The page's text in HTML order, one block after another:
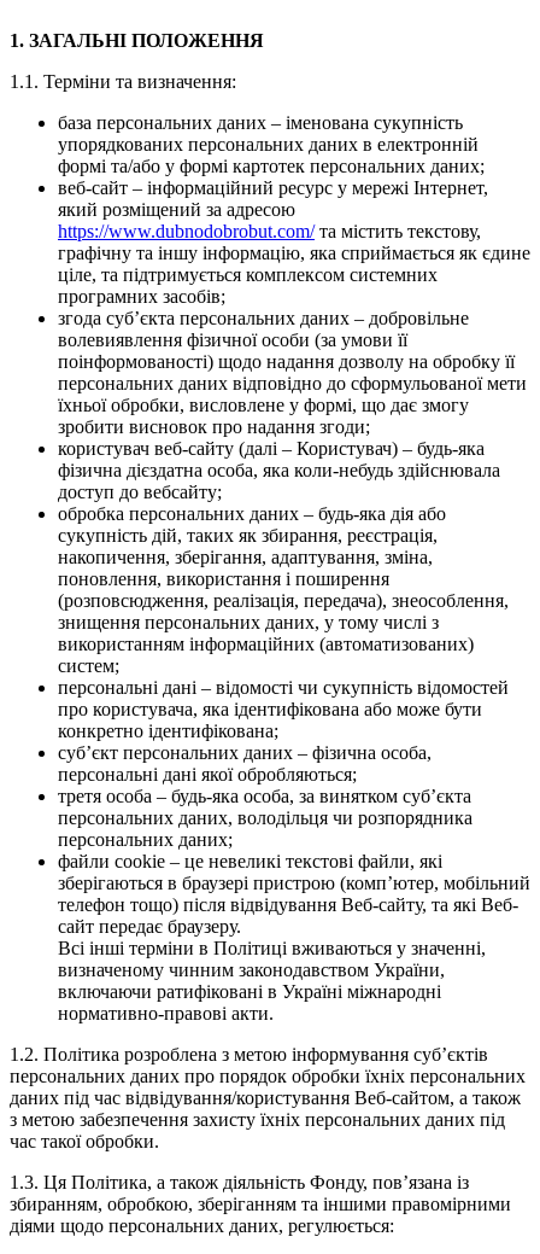
1. ЗАГАЛЬНІ ПОЛОЖЕННЯ
1.1. Терміни та визначення:
база персональних даних – іменована сукупність
упорядкованих персональних даних в електронній
формі та/або у формі картотек персональних даних;
веб-сайт – інформаційний ресурс у мережі Інтернет,
який розміщений за адресою
https://www.dubnodobrobut.com/та містить текстову,
графічну та іншу інформацію, яка сприймається як єдине
ціле, та підтримується комплексом системних
програмних засобів;
згода суб’єкта персональних даних – добровільне
волевиявлення фізичної особи (за умови її
поінформованості) щодо надання дозволу на обробку її
персональних даних відповідно до сформульованої мети
їхньої обробки, висловлене у формі, що дає змогу
зробити висновок про надання згоди;
користувач веб-сайту (далі – Користувач) – будь-яка
фізична дієздатна особа, яка коли-небудь здійснювала
доступ до вебсайту;
обробка персональних даних – будь-яка дія або
сукупність дій, таких як збирання, реєстрація,
накопичення, зберігання, адаптування, зміна,
поновлення, використання і поширення
(розповсюдження, реалізація, передача), знеособлення,
знищення персональних даних, у тому числі з
використанням інформаційних (автоматизованих)
систем;
персональні дані – відомості чи сукупність відомостей
про користувача, яка ідентифікована або може бути
конкретно ідентифікована;
суб’єкт персональних даних – фізична особа,
персональні дані якої обробляються;
третя особа – будь-яка особа, за винятком суб’єкта
персональних даних, володільця чи розпорядника
персональних даних;
файли cookie – це невеликі текстові файли, які
зберігаються в браузері пристрою (комп’ютер, мобільний
телефон тощо) після відвідування Веб-сайту, та які Веб-
сайт передає браузеру.
Всі інші терміни в Політиці вживаються у значенні,
визначеному чинним законодавством України,
включаючи ратифіковані в Україні міжнародні
нормативно-правові акти.
1.2. Політика розроблена з метою інформування суб’єктів
персональних даних про порядок обробки їхніх персональних
даних під час відвідування/користування Веб-сайтом, а також
з метою забезпечення захисту їхніх персональних даних під
час такої обробки.
1.3. Ця Політика, а також діяльність Фонду, пов’язана із
збиранням, обробкою, зберіганням та іншими правомірними
діями щодо персональних даних, регулюється: